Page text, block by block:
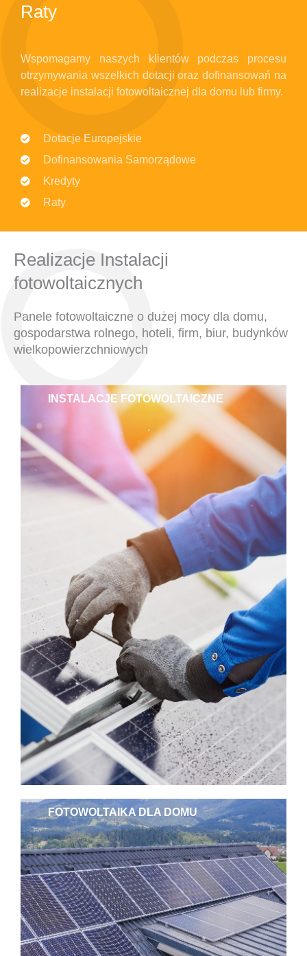
Raty
Wspomagamy naszych klientów podczas procesu
otrzymywania wszelkich dotacji oraz dofinansowań na
realizacje instalacji fotowoltaicznej dla domu lub firmy.
Dotacje Europejskie
Dofinansowania Samorządowe
Kredyty
Raty
Realizacje Instalacji
fotowoltaicznych
Panele fotowoltaiczne o dużej mocy dla domu,
gospodarstwa rolnego, hoteli, firm, biur, budynków
wielkopowierzchniowych
INSTALACJE FOTOWOLTAICZNE
FOTOWOLTAIKA DLA DOMU